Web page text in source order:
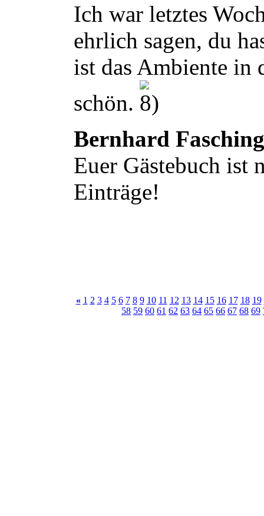
Ich war letztes
ehrlich sagen, du
ist das Ambiente in
schön.
Bernhard Fasching
Euer Gästebuch ist
Einträge!
« 1 2 3 4 5 6 7 8 9 10 11 12 13 14 15 16 17 18 19
58 59 60 61 62 63 64 65 66 67 68 69